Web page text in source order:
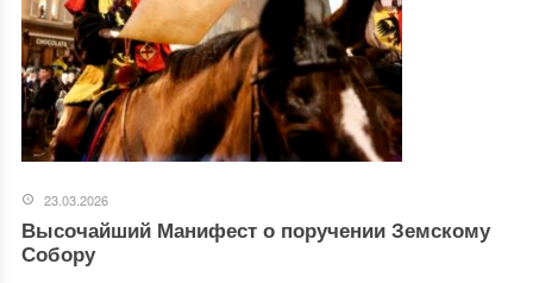
23.03.2026
Высочайший Манифест о поручении Земскому
Собору